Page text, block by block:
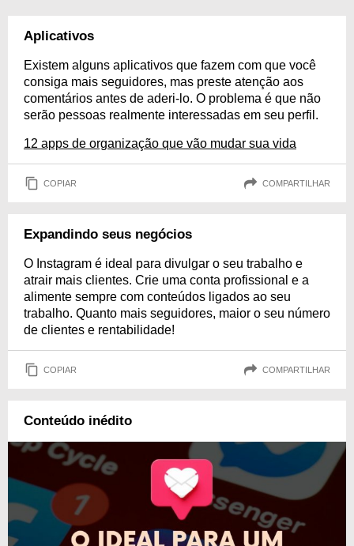
Aplicativos
Existem alguns aplicativos que fazem com que você
consiga mais seguidores, mas preste atenção aos
comentários antes de aderi-lo. O problema é que não
serão pessoas realmente interessadas em seu perfil.
12 apps de organização que vão mudar sua vida
COPIAR COMPARTILHAR
Expandindo seus negócios
O Instagram é ideal para divulgar o seu trabalho e
atrair mais clientes. Crie uma conta profissional e a
alimente sempre com conteúdos ligados ao seu
trabalho. Quanto mais seguidores, maior o seu número
de clientes e rentabilidade!
COPIAR COMPARTILHAR
Conteúdo inédito